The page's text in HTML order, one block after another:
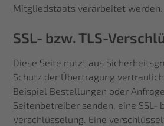
Mitgliedstaats verarbeitet werden.
SSL- bzw. TLS-
Diese Seite nutzt aus
Schutz der Übertragung
Beispiel Bestellungen oder
Seitenbetreiber senden, eine SSL-
Verschlüsselung. Eine